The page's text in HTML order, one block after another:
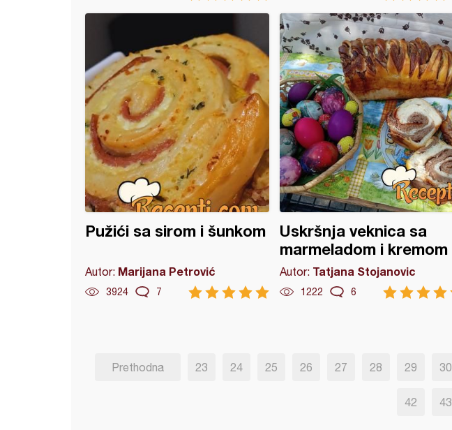
Pužići sa sirom i šunkom
Autor: Marijana Petrović
3924 7
Uskršnja veknica sa
marmeladom i kremom
Autor: Tatjana Stojanovic
1222 6
Prethodna 23 24 25 26 27 28 29 30
42 43